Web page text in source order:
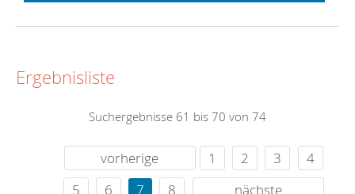
Ergebnisliste
Suchergebnisse 61 bis 70 von 74
vorherige 1 2 3
4
5
6 7 8 nächste